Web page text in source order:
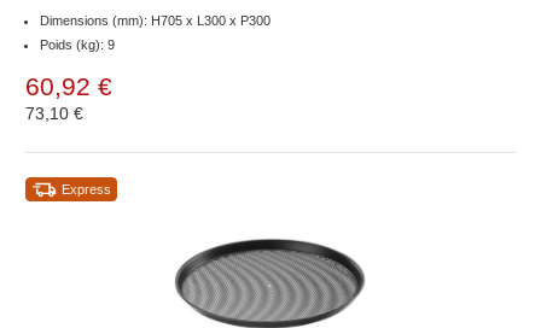
Dimensions (mm): H705 x L300 x P300
Poids (kg): 9
60,92 €
73,10 €
Express